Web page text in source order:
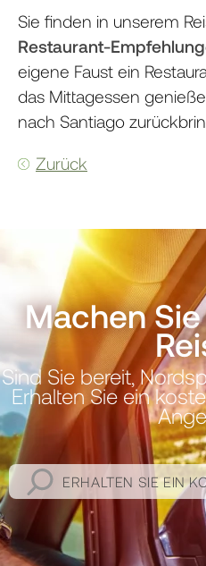
Sie finden in unserem
Restaurant-
eigene Faust ein
das Mittagessen
nach Santiago
Zurück
Machen
Sind Sie bereit,
Erhalten Sie ein
ERHALTEN SIE EIN